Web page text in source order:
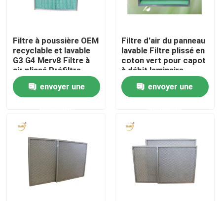
Maison
Produits
Vidéos
Au sujet de nous
Visite d'usine
Contrôle de qualité
Filtre à poussière OEM
recyclable et lavable
G3 G4 Merv8 Filtre à
air plissé Préfiltre
pour AC / HVAC
envoyer une
Filtre d'air du panneau
lavable Filtre plissé en
coton vert pour capot
à débit laminaire
envoyer une